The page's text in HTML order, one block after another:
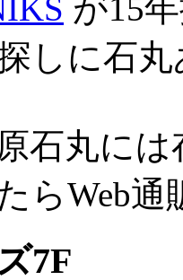
が15
しに石
石丸に
らWeb
7F